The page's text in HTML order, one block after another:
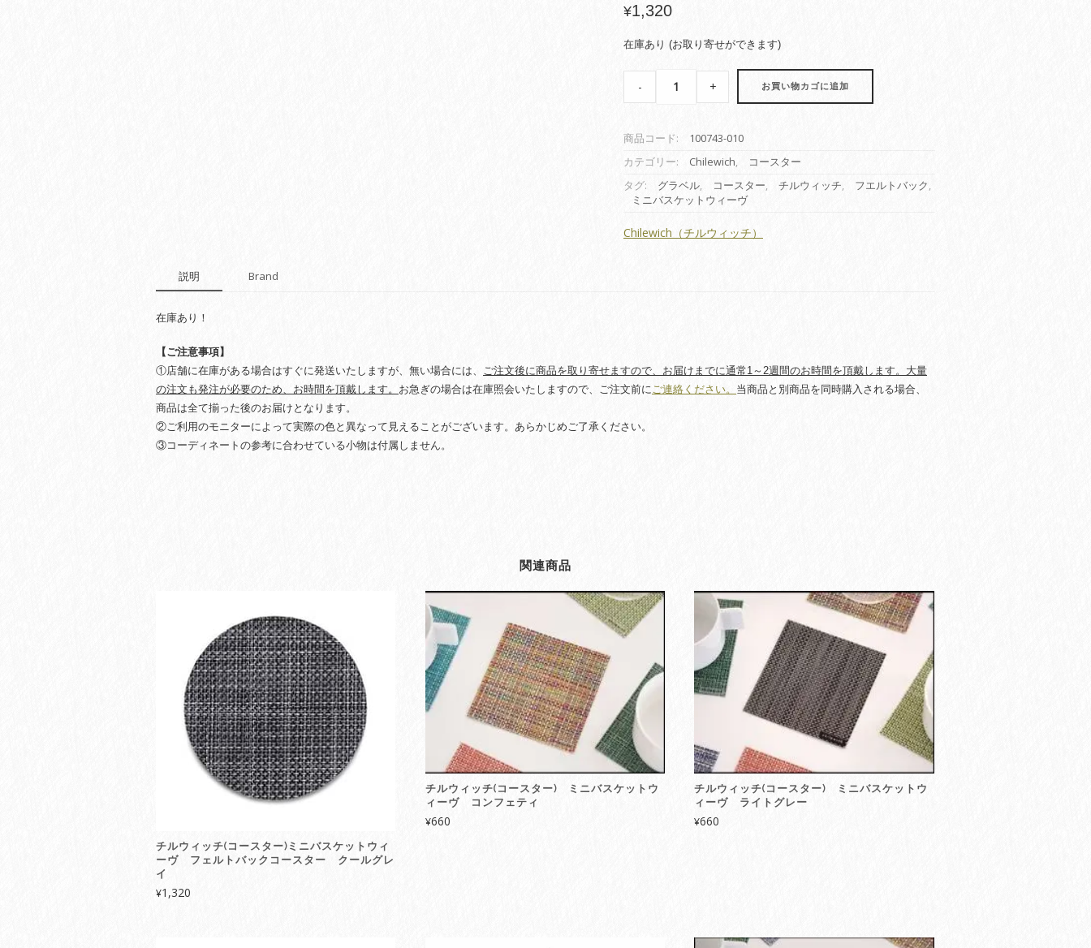
¥1,320
在庫あり (お取り寄せができます)
チ
ッ
チ
(コ
ー
タ
ト
ウ
ヴ
ー
ス
タ
ー
ヴ
ル
quantity
- + お買い物カゴに追加
商品コード:
100743-010
カテゴリー:
Chilewich,
コースター
タグ:
グラベル, コースター, チルウィッチ, フエルトバック,
ミニバスケットウィーヴ
Chilewich（チルウィッチ）
説明 Brand
在庫あり！
【ご注意事項】
①店舗に在庫がある場合はすぐに発送いたしますが、無い場合には、 ご注文後に商品を取り寄せますので、お届けまでに通常1～2週間のお時間を頂戴します。大量
の注文も発注が必要のため、お時間を頂戴します。 お急ぎの場合は在庫照会いたしますので、ご注文前にご連絡ください。 当商品と別商品を同時購入される場合、
商品は全て揃った後のお届けとなります。
②ご利用のモニターによって実際の色と異なって見えることがございます。あらかじめご了承ください。
③コーディネートの参考に合わせている小物は付属しません。
関連商品
チルウィッチ(コースター)ミニバスケットウィ
ーヴ フェルトバックコースター クールグレ
イ
¥1,320
チルウィッチ(コースター) ミニバスケットウ
ィーヴ コンフェティ
¥660
チルウィッチ(コースター) ミニバスケットウ
ィーヴ ライトグレー
¥660